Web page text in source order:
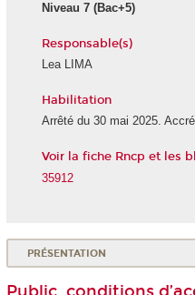
Niveau 7(Bac+5)
Responsable(s)
Lea LIMA
Habilitation
Arrêté du 30 mai 2025.
Voir la fiche Rncp et les
35912
PRÉSENTATION